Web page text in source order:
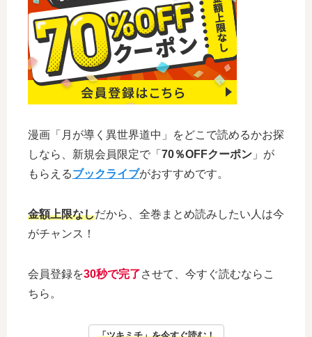
漫画「月が導く異世界道中」をどこで読めるかお探
しなら、新規会員限定で「 70％OFFクーポン 」が
もらえるブックライブがおすすめです。
金額上限なしだから、全巻まとめ読みしたい人は今
がチャンス！
会員登録を30秒で完了させて、今すぐ読むならこ
ちら。